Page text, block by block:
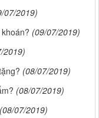
07/2019)
(09/07/2019)
2019)
(08/07/2019)
(08/07/2019)
(08/07/2019)